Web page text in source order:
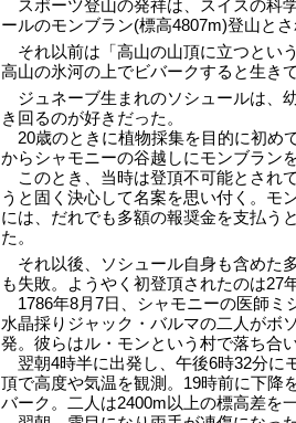
スポーツ登山の発祥は、スイスの科
ールのモンブラン(標高4807m)登山とさ
それ以前は「高山の山頂に立つとい
高山の氷河の上でビバークすると生き
ジュネーブ生まれのソシュールは、
き回るのが好きだった。
20歳のときに植物採集を目的に初め
からシャモニーの谷越しにモンブランを
このとき、当時は登頂不可能とされ
うと固く決心して名案を思い付く。モ
には、だれでも多額の報奨金を支払う
た。
それ以後、ソシュール自身も含めた
も失敗。ようやく初登頂されたのは27
1786年8月7日、シャモニーの医師ミ
水晶採りジャック・バルマの二人がボ
発。彼らはル・モンという村で落ち合
翌朝4時半に出発し、午後6時32分に
頂で高度や気温を観測。19時前に下降
バーク。二人は2400m以上の標高差を